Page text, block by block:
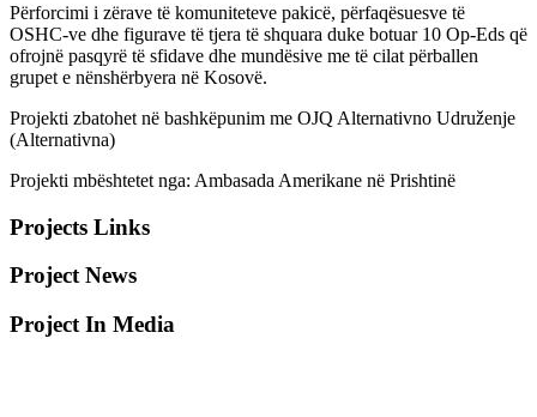
Përforcimi i zërave të komuniteteve pakicë, përfaqësuesve të
OSHC-ve dhe figurave të tjera të shquara duke botuar 10 Op-Eds që
ofrojnë pasqyrë të sfidave dhe mundësive me të cilat përballen
grupet e nënshërbyera në Kosovë.
Projekti zbatohet në bashkëpunim me OJQ Alternativno Udruženje
(Alternativna)
Projekti mbështetet nga: Ambasada Amerikane në Prishtinë
Projects Links
Project News
Project In Media